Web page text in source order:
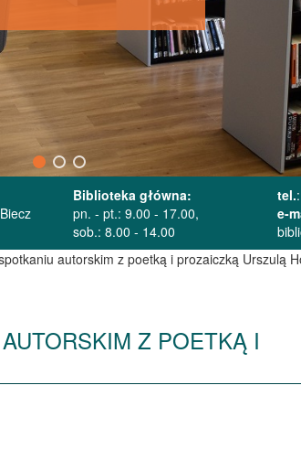
Biblioteka główna:
pn. - pt.: 9.00 - 17.00,
sob.: 8.00 - 14.00
tel.
e-
autorskim z poetką i prozaiczką Urszulą
Z POETKĄ I